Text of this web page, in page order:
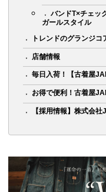
バンドT×チェッ
ガールスタイル
トレンドのグランジコ
店舗情報
毎日入荷！【古着屋
お得で便利！古着屋
【採用情報】株式会